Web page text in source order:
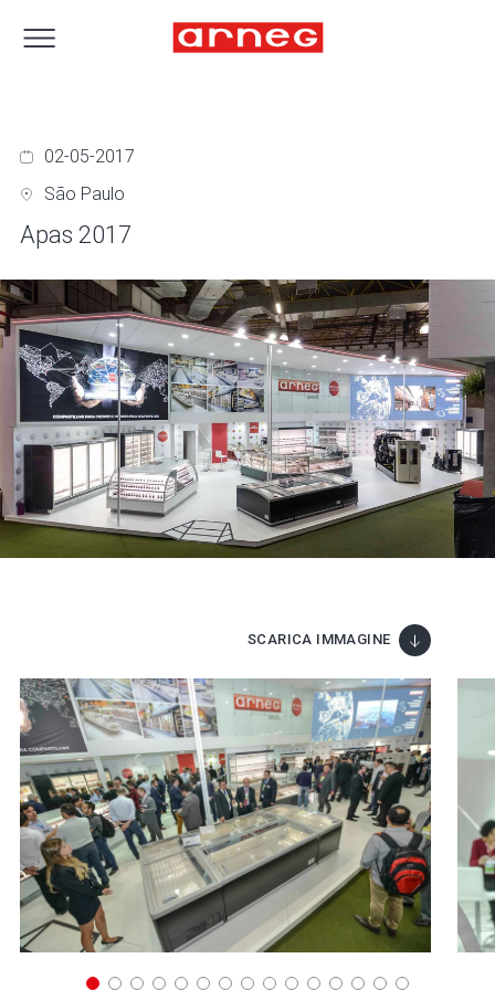
02-05-2017
São Paulo
Apas 2017
SCARICA IMMAGINE